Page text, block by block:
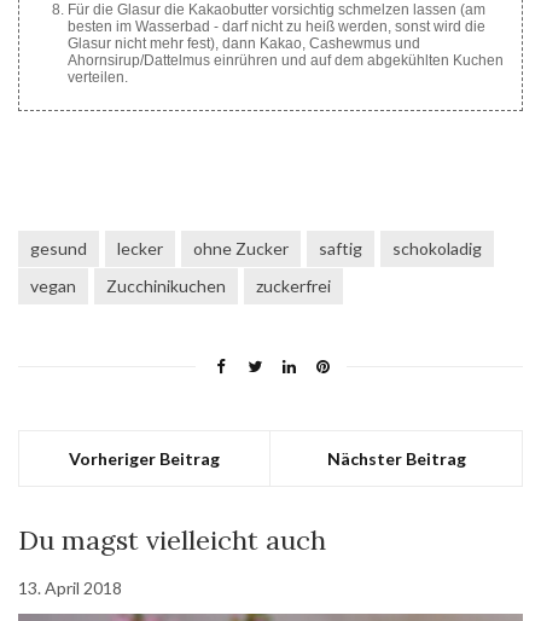
Für die Glasur die Kakaobutter vorsichtig schmelzen lassen (am
besten im Wasserbad - darf nicht zu heiß werden, sonst wird die
Glasur nicht mehr fest), dann Kakao, Cashewmus und
Ahornsirup/Dattelmus einrühren und auf dem abgekühlten Kuchen
verteilen.
gesund lecker ohne Zucker saftig
schokoladig
vegan
Zucchinikuchen zuckerfrei
Vorheriger Beitrag Nächster Beitrag
Du magst vielleicht auch
13. April 2018